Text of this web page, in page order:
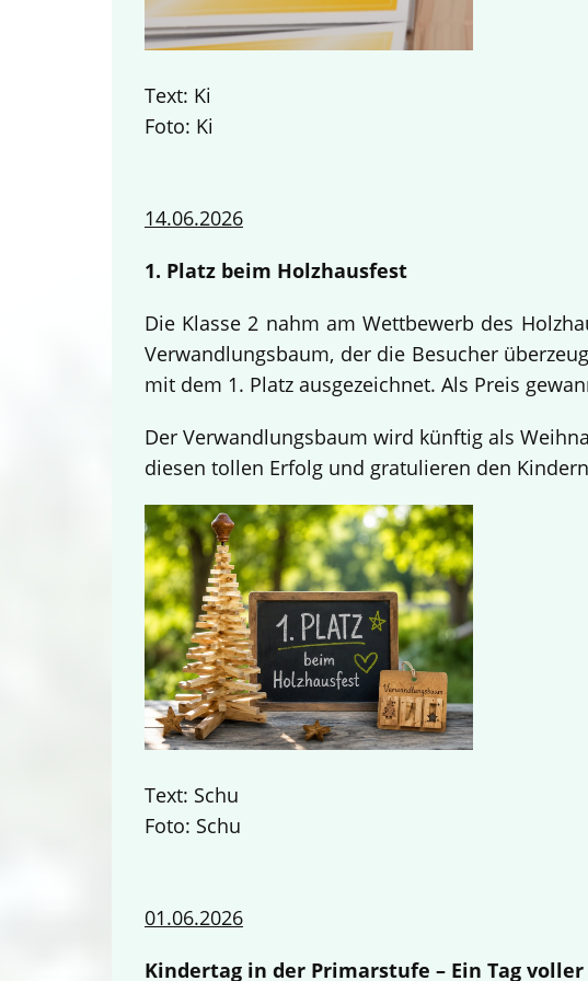
Text: Ki
Foto: Ki
14.06.2026
1. Platz beim Holzhausfest
Die Klasse 2 nahm am Wettbewerb des
Verwandlungsbaum, der die Besucher
mit dem 1. Platz ausgezeichnet. Als Preis
Der Verwandlungsbaum wird künftig als
diesen tollen Erfolg und gratulieren den
Text: Schu
Foto: Schu
01.06.2026
Kindertag in der Primarstufe – Ein Tag